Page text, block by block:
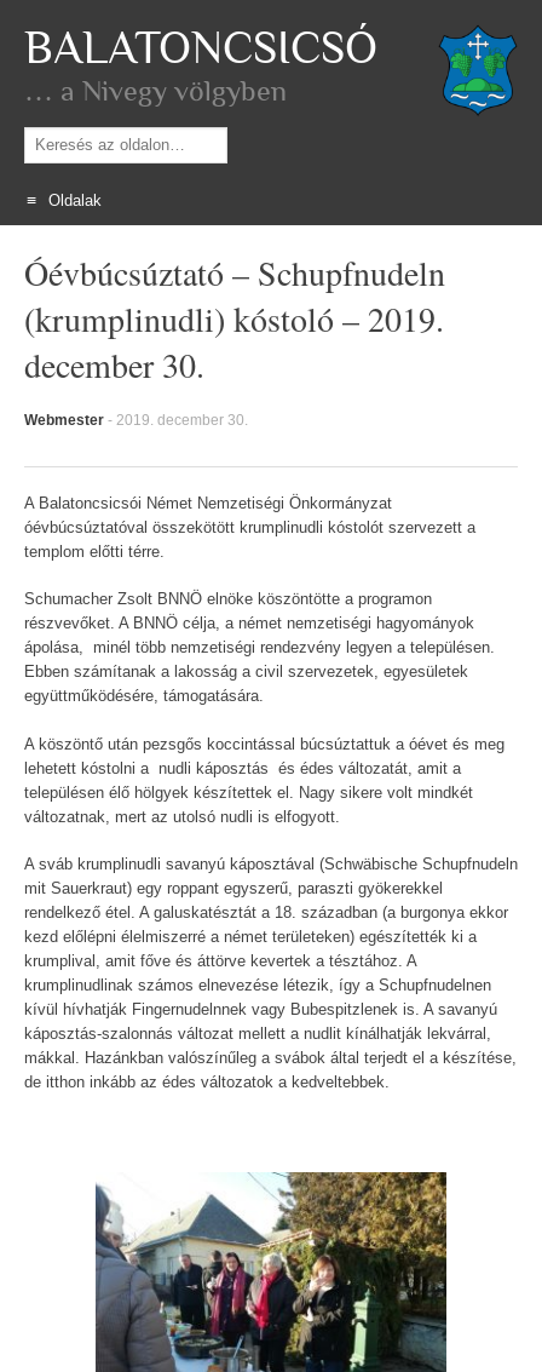
BALATONCSICSÓ
… a Nivegy völgyben
Keresés
Oldalak
Óévbúcsúztató – Schupfnudeln
(krumplinudli) kóstoló – 2019.
december 30.
Webmester - 2019. december 30.
A Balatoncsicsói Német Nemzetiségi Önkormányzat
óévbúcsúztatóval összekötött krumplinudli kóstolót szervezett a
templom előtti térre.
Schumacher Zsolt BNNÖ elnöke köszöntötte a programon
részvevőket. A BNNÖ célja, a német nemzetiségi hagyományok
ápolása, minél több nemzetiségi rendezvény legyen a településen.
Ebben számítanak a lakosság a civil szervezetek, egyesületek
együttműködésére, támogatására.
A köszöntő után pezsgős koccintással búcsúztattuk a óévet és meg
lehetett kóstolni a nudli káposztás és édes változatát, amit a
településen élő hölgyek készítettek el. Nagy sikere volt mindkét
változatnak, mert az utolsó nudli is elfogyott.
A sváb krumplinudli savanyú káposztával (Schwäbische Schupfnudeln
mit Sauerkraut) egy roppant egyszerű, paraszti gyökerekkel
rendelkező étel. A galuskatésztát a 18. században (a burgonya ekkor
kezd előlépni élelmiszerré a német területeken) egészítették ki a
krumplival, amit főve és áttörve kevertek a tésztához. A
krumplinudlinak számos elnevezése létezik, így a Schupfnudelnen
kívül hívhatják Fingernudelnnek vagy Bubespitzlenek is. A savanyú
káposztás-szalonnás változat mellett a nudlit kínálhatják lekvárral,
mákkal. Hazánkban valószínűleg a svábok által terjedt el a készítése,
de itthon inkább az édes változatok a kedveltebbek.